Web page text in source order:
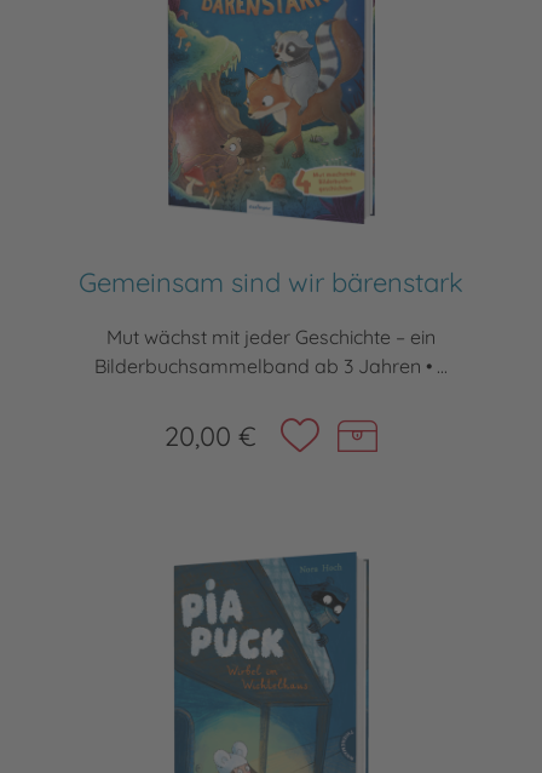
Gemeinsam sind wir bärenstark
Mut wächst mit jeder Geschichte – ein
Bilderbuchsammelband ab 3 Jahren • ...
20,00 €